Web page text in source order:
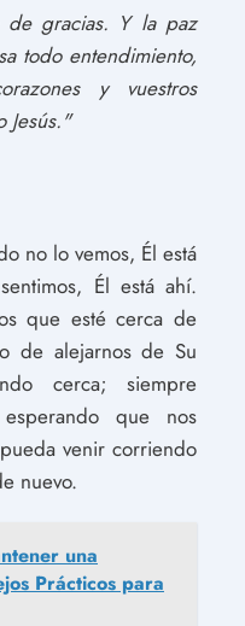
de gracias. Y la paz
todo entendimiento,
y vuestros
Jesús."
no lo vemos, Él está
Él está ahí.
que esté cerca de
de alejarnos de Su
cerca; siempre
que nos
venir corriendo
nuevo.
una
Prácticos para